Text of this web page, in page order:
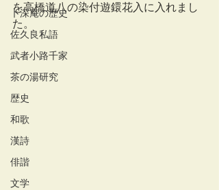
卜深庵の歴史
佐久良私語
武者小路千家
茶の湯研究
歴史
和歌
漢詩
俳諧
文学
を高橋道八の染付遊鐶花入に入れまし
た。